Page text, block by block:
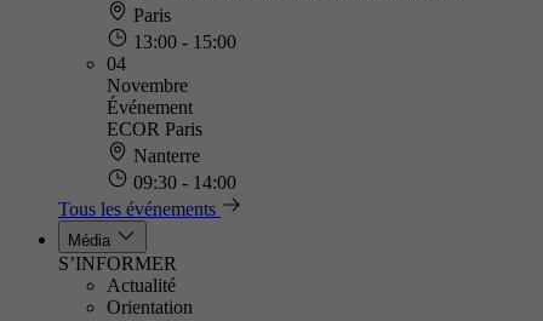
Paris
13:00 - 15:00
04
Novembre
Événement
ECOR Paris
Nanterre
09:30 - 14:00
Tous les événements
Média
S’INFORMER
Actualité
Orientation